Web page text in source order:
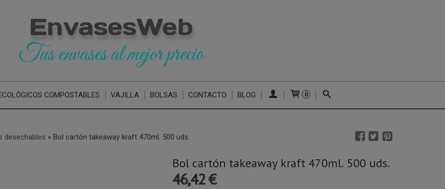
EnvasesWeb
Tus envases al mejor precio
COMPOSTABLES VAJILLA BOLSAS CONTACTO BLOG 0
desechables » Bol cartón takeaway kraft 470ml. 500 uds.
Bol cartón takeaway kraft 470ml. 500 uds.
46,42 €